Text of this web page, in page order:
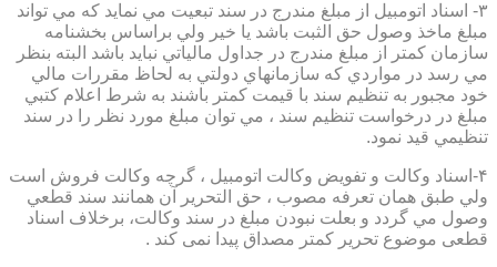
۳- اسناد اتومبيل از مبلغ مندرج در سند تبعيت مي نمايد كه مي تواند
مبلغ ماخذ وصول حق الثبت باشد يا خير ولي براساس بخشنامه
سازمان كمتر از مبلغ مندرج در جداول مالياتي نبايد باشد البته بنظر
مي رسد در مواردي كه سازمانهاي دولتي به لحاظ مقررات مالي
خود مجبور به تنظيم سند با قيمت كمتر باشند به شرط اعلام كتبي
مبلغ در درخواست تنظيم سند ، مي توان مبلغ مورد نظر را در سند
تنظيمي قيد نمود.
۴-اسناد وكالت و تفويض وكالت اتومبيل ، گرچه وكالت فروش است
ولي طبق همان تعرفه مصوب ، حق التحرير آن همانند سند قطعي
وصول مي گردد و بعلت نبودن مبلغ در سند وكالت، برخلاف اسناد
قطعی موضوع تحریر کمتر مصداق پیدا نمی کند .